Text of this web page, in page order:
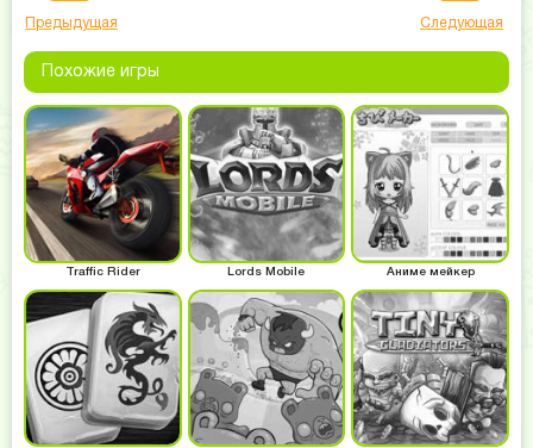
Предыдущая Следующая
Похожие игры
Traffic Rider Lords Mobile Аниме мейкер